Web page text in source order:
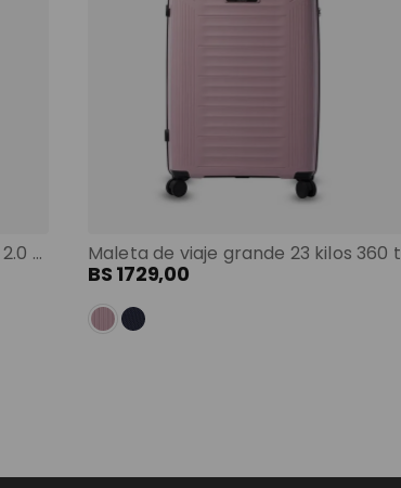
Maleta de viaje 23 kg 360 bazy+ 2.0 bodega negro color: negro
BS 1729,00